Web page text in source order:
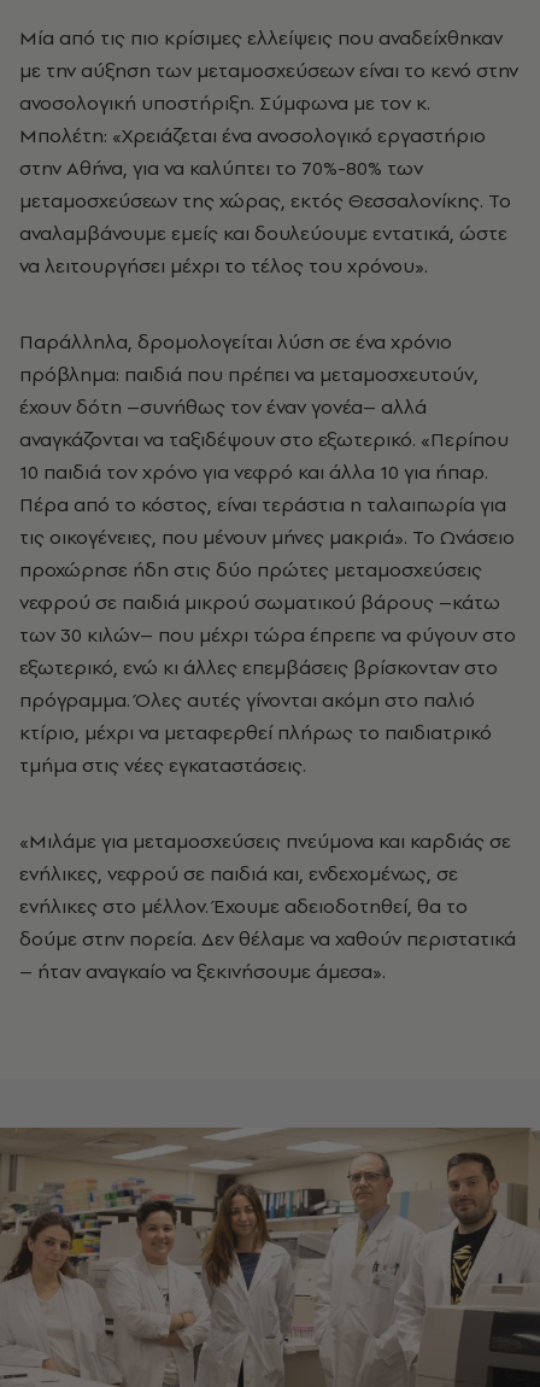
Μία από τις πιο κρίσιμες ελλείψεις που αναδείχθηκαν
με την αύξηση των μεταμοσχεύσεων είναι το κενό στην
ανοσολογική υποστήριξη. Σύμφωνα με τον κ.
Μπολέτη: «Χρειάζεται ένα ανοσολογικό εργαστήριο
στην Αθήνα, για να καλύπτει το 70%-80% των
μεταμοσχεύσεων της χώρας, εκτός Θεσσαλονίκης. Το
αναλαμβάνουμε εμείς και δουλεύουμε εντατικά, ώστε
να λειτουργήσει μέχρι το τέλος του χρόνου».
Παράλληλα, δρομολογείται λύση σε ένα χρόνιο
πρόβλημα: παιδιά που πρέπει να μεταμοσχευτούν,
έχουν δότη –συνήθως τον έναν γονέα– αλλά
αναγκάζονται να ταξιδέψουν στο εξωτερικό. «Περίπου
10 παιδιά τον χρόνο για νεφρό και άλλα 10 για ήπαρ.
Πέρα από το κόστος, είναι τεράστια η ταλαιπωρία για
τις οικογένειες, που μένουν μήνες μακριά». Το Ωνάσειο
προχώρησε ήδη στις δύο πρώτες μεταμοσχεύσεις
νεφρού σε παιδιά μικρού σωματικού βάρους –κάτω
των 30 κιλών– που μέχρι τώρα έπρεπε να φύγουν στο
εξωτερικό, ενώ κι άλλες επεμβάσεις βρίσκονταν στο
πρόγραμμα. Όλες αυτές γίνονται ακόμη στο παλιό
κτίριο, μέχρι να μεταφερθεί πλήρως το παιδιατρικό
τμήμα στις νέες εγκαταστάσεις.
«Μιλάμε για μεταμοσχεύσεις πνεύμονα και καρδιάς σε
ενήλικες, νεφρού σε παιδιά και, ενδεχομένως, σε
ενήλικες στο μέλλον. Έχουμε αδειοδοτηθεί, θα το
δούμε στην πορεία. Δεν θέλαμε να χαθούν περιστατικά
– ήταν αναγκαίο να ξεκινήσουμε άμεσα».